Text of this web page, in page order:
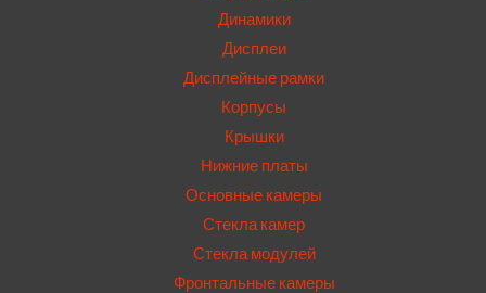
Динамики
Дисплеи
Дисплейные рамки
Корпусы
Крышки
Нижние платы
Основные камеры
Стекла камер
Стекла модулей
Фронтальные камеры